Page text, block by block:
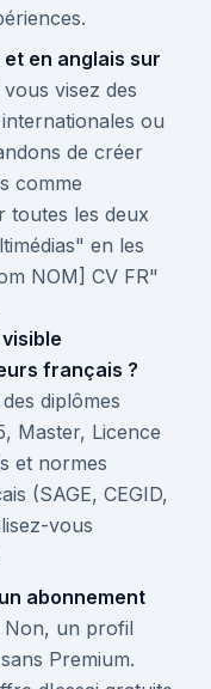
en anglais sur
vous visez des
ou
de créer
comme
toutes les deux
en les
NOM] CV FR"
français ?
diplômes
Master, Licence
et normes
(SAGE, CEGID,
vous
abonnement
Non, un profil
Premium.